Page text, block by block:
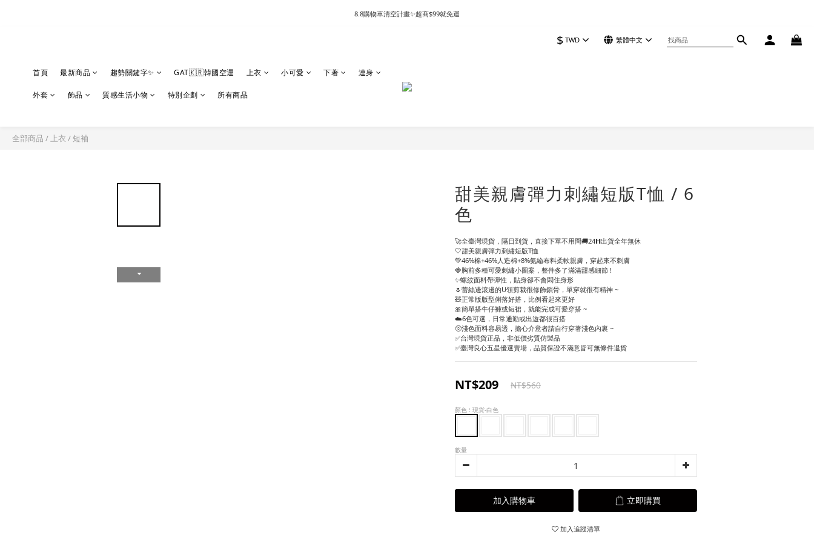
8.8購物車清空計畫✨超商$99就免運
$ TWD 繁體中文
首頁 最新商品 趨勢關鍵字✨ GAT🇰🇷韓國空運 上衣 小可愛 下著 連身
外套 飾品 質感生活小物 特別企劃 所有商品
全部商品 / 上衣 /短袖
甜美親膚彈力刺繡短版T恤 / 6
色
🚀全臺灣現貨，隔日到貨，直接下單不用問🚚24𝗛出貨全年無休
🤍甜美親膚彈力刺繡短版T恤
💚46%棉+46%人造棉+8%氨綸布料柔軟親膚，穿起來不刺膚
🍓胸前多種可愛刺繡小圖案，整件多了滿滿甜感細節 !
✨螺紋面料帶彈性，貼身卻不會悶住身形
🌷蕾絲邊滾邊的U領剪裁很修飾鎖骨，單穿就很有精神 ~
🧸正常版版型俐落好搭，比例看起來更好
🎀簡單搭牛仔褲或短裙，就能完成可愛穿搭 ~
☁️6色可選，日常通勤或出遊都很百搭
🥺淺色面料容易透，擔心介意者請自行穿著淺色內裏 ~
✅台灣現貨正品，非低價劣質仿製品
✅臺灣良心五星優選賣場，品質保證不滿意皆可無條件退貨
NT$209 NT$560
顏色 : 現貨-白色
數量
加入購物車 立即購買
加入追蹤清單